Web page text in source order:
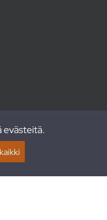
evästeitä.